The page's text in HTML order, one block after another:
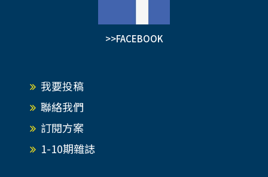
>>FACEBOOK
我要投稿
聯絡我們
訂閱方案
1-10期雜誌